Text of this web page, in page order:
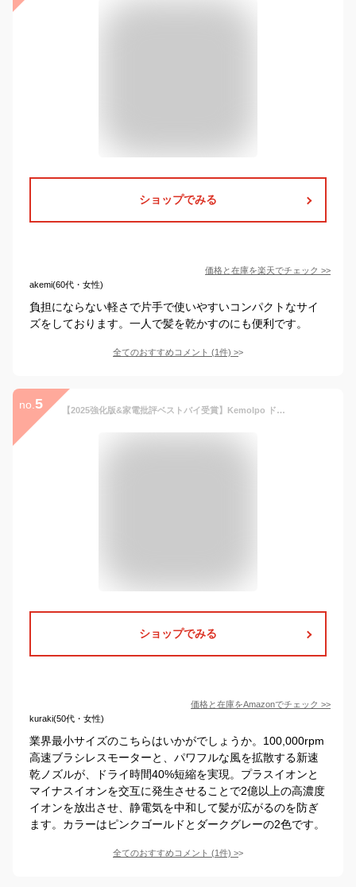
ショップでみる
価格と在庫を楽天でチェック >>
akemi(60代・女性)
負担にならない軽さで片手で使いやすいコンパクトなサイ
ズをしております。一人で髪を乾かすのにも便利です。
全てのおすすめコメント (1件) >
no. 5 【2025強化版&家電批評ベストバイ受賞】Kemolpo ドライヤー 大風量 高速ヘアドライヤー 速乾 軽量 折りたたみ 小型 (業界最小サイズ&ドイツ レッド•ドット賞受賞ブランド) プラズマクラスター 2億高濃度 静電気抑制 4段階温度&2段階風量 温冷リズム 低騒音 過熱保護 NTC温度制御 速乾ノズル付き 家庭用/旅行用/出張 祝日 プレゼント (ピンクゴールド)
ショップでみる
価格と在庫をAmazonでチェック >>
kuraki(50代・女性)
業界最小サイズのこちらはいかがでしょうか。100,000rpm
高速ブラシレスモーターと、パワフルな風を拡散する新速
乾ノズルが、ドライ時間40%短縮を実現。プラスイオンと
マイナスイオンを交互に発生させることで2億以上の高濃度
イオンを放出させ、静電気を中和して髪が広がるのを防ぎ
ます。カラーはピンクゴールドとダークグレーの2色です。
全てのおすすめコメント (1件) >